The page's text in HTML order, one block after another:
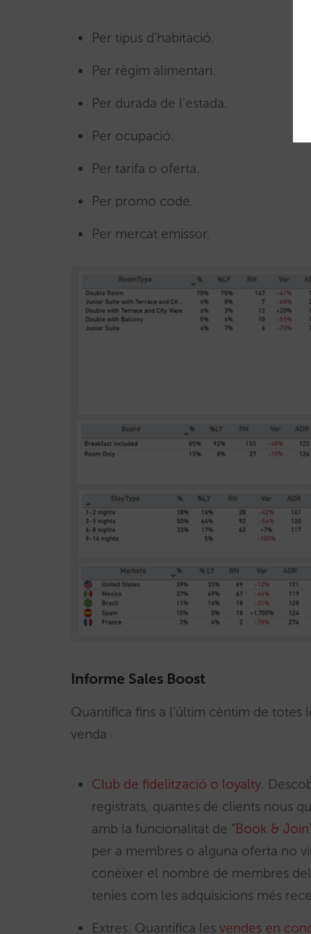
Per tipus d’habitació.
Per règim alimentari.
Per durada de l’estada.
Per ocupació.
Per tarifa o oferta.
Per promo code.
Per mercat emissor.
Informe Sales Boost
Quantifica fins a l’últim cèntim de totes
venda
Club de fidelització o loyalty.
registrats, quantes de clients nous
amb la funcionalitat de “Book & Join
per a membres o alguna oferta no
conèixer el nombre de membres
tenies com les adquisicions més
Extres. Quantifica les vendes en